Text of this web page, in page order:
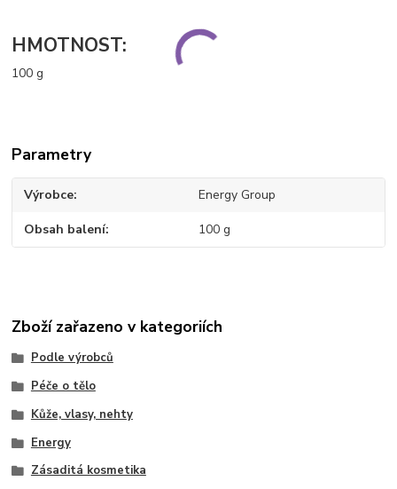
HMOTNOST:
100 g
Parametry
Výrobce Energy Group
Obsah balení 100 g
Zboží zařazeno v kategoriích
Podle výrobců
Péče o tělo
Kůže, vlasy, nehty
Energy
Zásaditá kosmetika